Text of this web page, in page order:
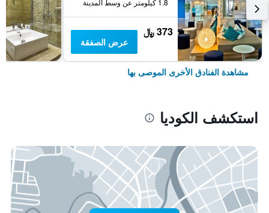
1.8 كيلومتر عن وسط المدينة
373 ﷼
عرض الصفقة
مشاهدة الفنادق الأخرى الموصى بها
استكشف الكوديا